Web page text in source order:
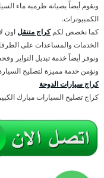
ونقوم أيضاً بصيانة طرمبة ماء
الكمبيوترات.
كما نخصص لكمكراج متنقلاون
الخدمات والمساعدات على
ونوفر أيضاً خدمة تبديل التواير
ونؤمن خدمة مميزة لتصليح
كراج سيارات الدوحة
كراج تصليح السيارات مبارك الكبير